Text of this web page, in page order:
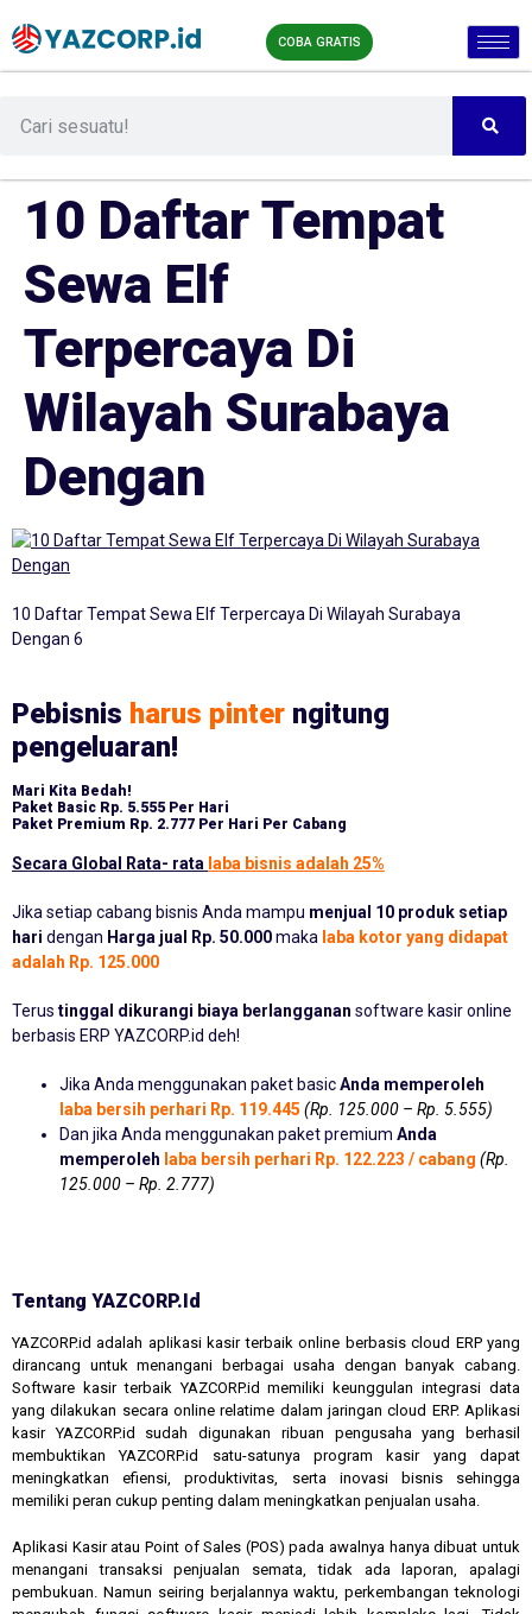
COBA GRATIS
10 Daftar Tempat
Sewa Elf
Terpercaya Di
Wilayah Surabaya
Dengan
10 Daftar Tempat Sewa Elf Terpercaya Di Wilayah Surabaya
Dengan 6
Pebisnis harus pinter ngitung
pengeluaran!
Mari Kita Bedah!
Paket Basic Rp. 5.555 Per Hari
Paket Premium Rp. 2.777 Per Hari Per Cabang
Secara Global Rata- rata laba bisnis adalah 25%
Jika setiap cabang bisnis Anda mampu menjual 10 produk setiap
hari dengan Harga jual Rp. 50.000maka laba kotor yang didapat
adalah Rp. 125.000
Terus tinggal dikurangi biaya berlangganan software kasir online
berbasis ERP YAZCORP.id deh!
Jika Anda menggunakan paket basicAnda memperoleh
laba bersih perhari Rp. 119.445 (Rp. 125.000 – Rp. 5.555)
Dan jika Anda menggunakan paket premium Anda
memperoleh laba bersih perhari Rp. 122.223 / cabang (Rp.
125.000 – Rp. 2.777)
Tentang YAZCORP.id
YAZCORP.id adalah aplikasi kasir terbaik online berbasis cloud ERP yang
dirancang untuk menangani berbagai usaha dengan banyak cabang.
Software kasir terbaik YAZCORP.id memiliki keunggulan integrasi data
yang dilakukan secara online relatime dalam jaringan cloud ERP. Aplikasi
kasir YAZCORP.id sudah digunakan ribuan pengusaha yang berhasil
membuktikan YAZCORP.id satu-satunya program kasir yang dapat
meningkatkan efiensi, produktivitas, serta inovasi bisnis sehingga
memiliki peran cukup penting dalam meningkatkan penjualan usaha.
Aplikasi Kasir atau Point of Sales (POS) pada awalnya hanya dibuat untuk
menangani transaksi penjualan semata, tidak ada laporan, apalagi
pembukuan. Namun seiring berjalannya waktu, perkembangan teknologi